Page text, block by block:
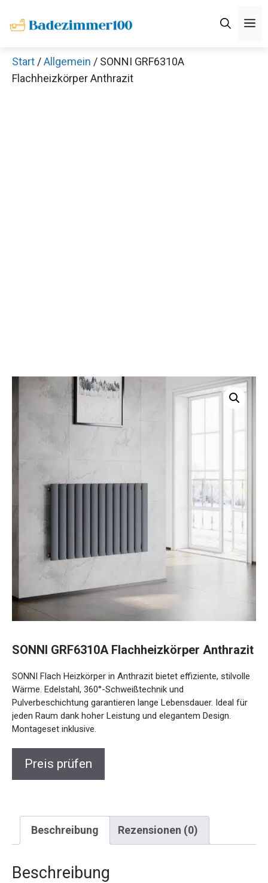
Inhalt
Start /Allgemein / SONNI GRF6310A
Flachheizkörper Anthrazit
SONNI GRF6310A Flachheizkörper Anthrazit
SONNI Flach Heizkörper in Anthrazit bietet effiziente, stilvolle
Wärme. Edelstahl, 360°-Schweißtechnik und
Pulverbeschichtung garantieren lange Lebensdauer. Ideal für
jeden Raum dank hoher Leistung und elegantem Design.
Montageset inklusive.
Preis prüfen
Beschreibung Rezensionen (0)
Beschreibung